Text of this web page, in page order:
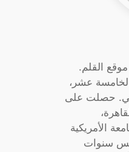
القلم.
عشر،
حصلت على
الأمريكية
سنوات